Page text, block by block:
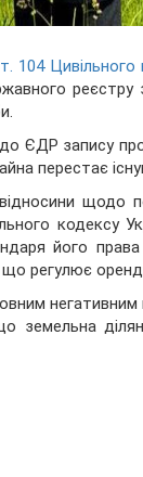
104 Цивільного
реєстру
ЄДР запису
перестає
щодо
кодексу
його
регулює
негативним
земельна